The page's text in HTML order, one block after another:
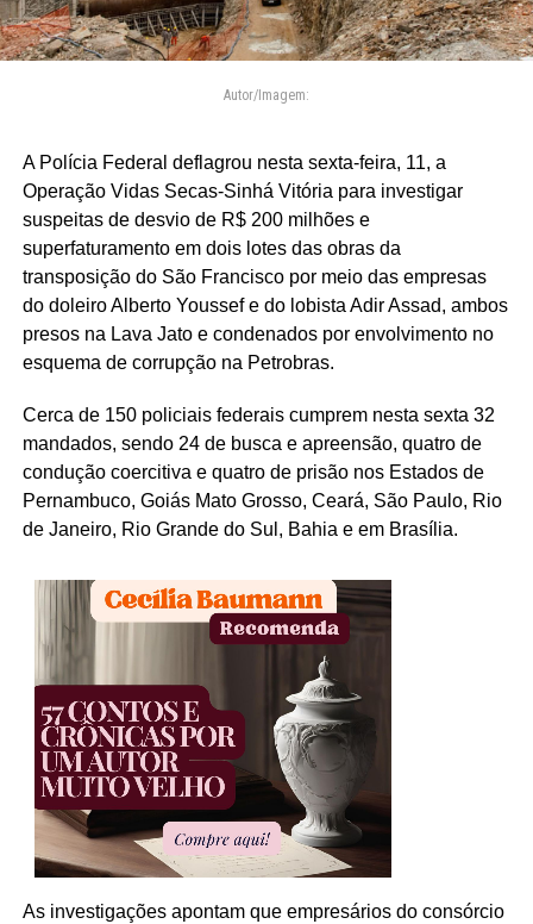
Autor/Imagem:
A Polícia Federal deflagrou nesta sexta-feira, 11, a
Operação Vidas Secas-Sinhá Vitória para investigar
suspeitas de desvio de R$ 200 milhões e
superfaturamento em dois lotes das obras da
transposição do São Francisco por meio das empresas
do doleiro Alberto Youssef e do lobista Adir Assad, ambos
presos na Lava Jato e condenados por envolvimento no
esquema de corrupção na Petrobras.
Cerca de 150 policiais federais cumprem nesta sexta 32
mandados, sendo 24 de busca e apreensão, quatro de
condução coercitiva e quatro de prisão nos Estados de
Pernambuco, Goiás Mato Grosso, Ceará, São Paulo, Rio
de Janeiro, Rio Grande do Sul, Bahia e em Brasília.
As investigações apontam que empresários do consórcio